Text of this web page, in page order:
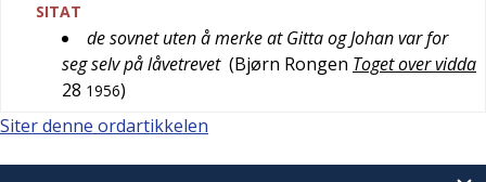
SITAT
de sovnet uten å merke at Gitta og Johan var for
seg selv på låvetrevet (Bjørn Rongen Toget over vidda
28 1956)
Siter denne ordartikkelen